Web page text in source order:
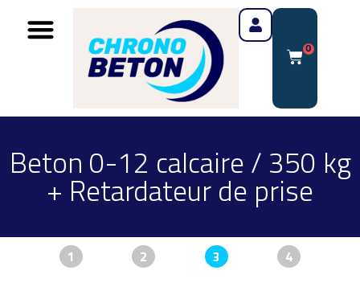
0
Beton 0-12 calcaire / 350 kg
+ Retardateur de prise
1 2 3 4